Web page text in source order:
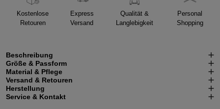
Kostenlose
Retouren
Express
Versand
Qualität &
Langlebigkeit
Personal
Shopping
Beschreibung
Größe & Passform
Material & Pflege
Versand & Retouren
Herstellung
Service & Kontakt